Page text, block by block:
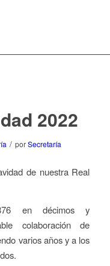
2022
/ porSecretaría
de nuestra Real
en décimos y
colaboración de
varios años y a los